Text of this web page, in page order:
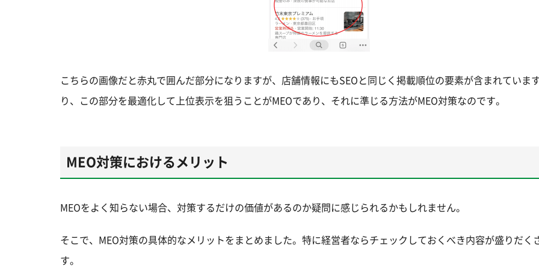
こちらの画像だと赤丸で囲んだ部分になりますが、店舗情報にもSEOと同じく掲載順位の要素が含まれていま
り、この部分を最適化して上位表示を狙うことがMEOであり、それに準じる方法がMEO対策なのです。
MEO対策におけるメリット
MEOをよく知らない場合、対策するだけの価値があるのか疑問に感じられるかもしれません。
そこで、MEO対策の具体的なメリットをまとめました。特に経営者ならチェックしておくべき内容が盛りだく
す。